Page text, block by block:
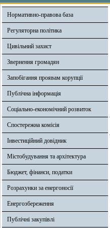
Нормативно-правова база
Регуляторна політика
Цивільний захист
Звернення громадян
Запобігання проявам корупції
Публічна інформація
Соціально-економічний розвиток
Спостережна комісія
Інвестиційний довідник
Містобудування та архітектура
Бюджет, фінанси, податки
Розрахунки за енергоносії
Енергозбереження
Публічні закупівлі